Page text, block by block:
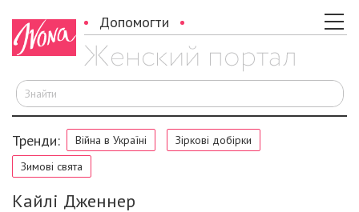
Допомогти
Тренди: Війна в Україні
Зіркові добірки
Зимові свята
Кайлі Дженнер